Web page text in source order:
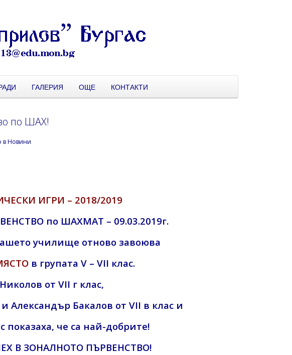
ГАЛЕРИЯ ОЩЕ КОНТАКТИ
по ШАХ!
вНовини
ИГРИ – 2018/2019
по ШАХМАТ – 09.03.2019г.
училище отново завоюва
в групата V – VII клас.
от VII г клас,
Александър Бакалов от VII в клас и
че са най-добрите!
В ЗОНАЛНОТО ПЪРВЕНСТВО!